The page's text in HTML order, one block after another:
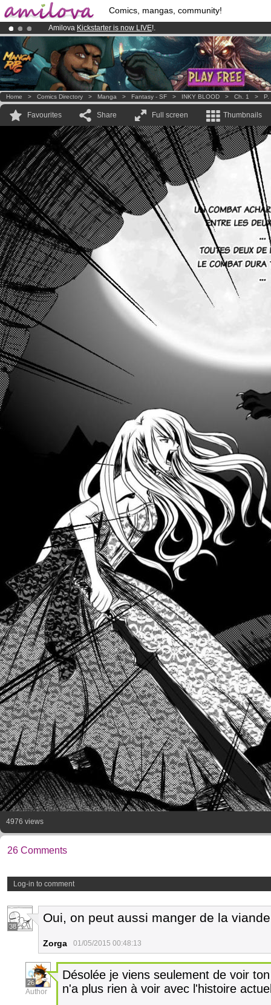
Comics, mangas, community!
Amilova Kickstarter is now LIVE!.
Premium membership from3.95 eurosper month !Get membership
Already 100000membersand 1000 comics & mangas!.
Home > Comics Directory > Manga > Fantasy - SF > INKY BLOOD > Ch. 1 > P.
Favourites Share Full screen Thumbnails
4976 views
26 Comments
Log-in to comment
38
Oui, on peut aussi manger de la
Zorga 01/05/2015 00:48:13
26
Author
Désolée je viens seulement de voir
n'a plus rien à voir avec l'histoire